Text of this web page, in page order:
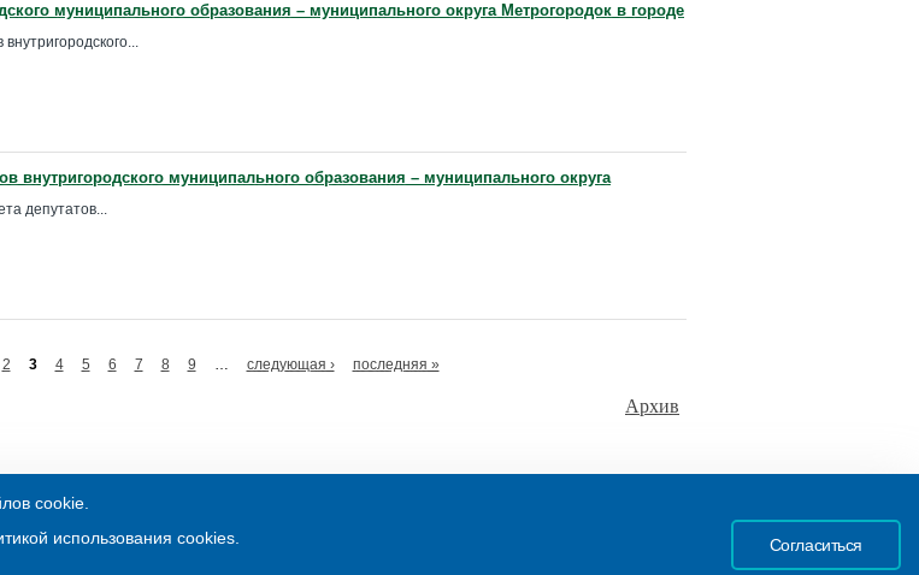
муниципального образования – муниципального округа Метрогородок в городе
внутригородского муниципального образования – муниципального округа
депутатов...
2 3 4 5 6 7 8 9 … следующая › последняя »
Архив
Совета депутатов МО Метрогородок
ООО «3В Третья Волна»
cookie.
использования cookies.
Согласиться